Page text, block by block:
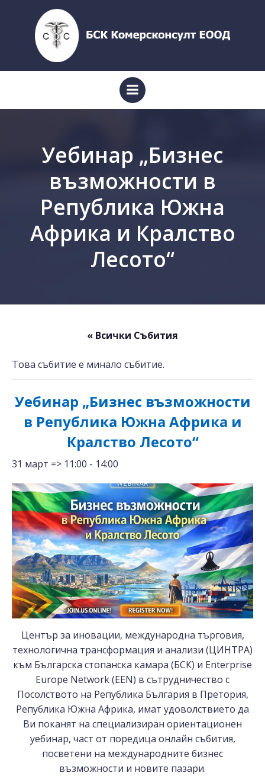
content
Уебинар „Бизнес
възможности в
Република Южна
Африка и Кралство
Лесото“
« Всички Събития
Това събитие е минало събитие.
Уебинар „Бизнес възможности
в Република Южна Африка и
Кралство Лесото“
31 март => 11:00 - 14:00
Център за иновации, международна търговия,
технологична трансформация и анализи (ЦИНТРА)
към Българска стопанска камара (БСК) и Enterprise
Europe Network (EEN) в сътрудничество с
Посолството на Република България в Претория,
Република Южна Африка, имат удоволствието да
Ви поканят на специализиран ориентационен
уебинар, част от поредица онлайн събития,
посветени на международните бизнес
възможности и новите пазари.